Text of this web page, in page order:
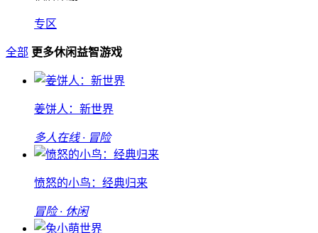
专区
全部 更多休闲益智游戏
姜饼人：新世界
多人在线 · 冒险
愤怒的小鸟：经典归来
冒险 · 休闲